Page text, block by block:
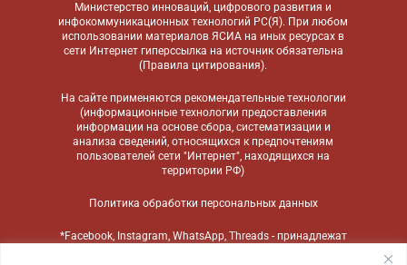
Министерство инноваций, цифрового развития и
инфокоммуникационных технологий РС(Я). При любом
использовании материалов ЯСИА на иных ресурсах в
сети Интернет гиперссылка на источник обязательна
(Правила цитирования).
На сайте применяются рекомендательные технологии
(информационные технологии предоставления
информации на основе сбора, систематизации и
анализа сведений, относящихся к предпочтениям
пользователей сети "Интернет", находящихся на
территории РФ)
Политика обработки персональных данных
*Facebook, Instagram, WhatsApp, Threads - принадлежат